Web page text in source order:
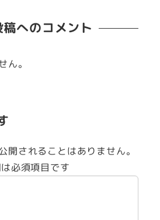
稿へのコメント
ん。
開されることはありません。
必須項目です